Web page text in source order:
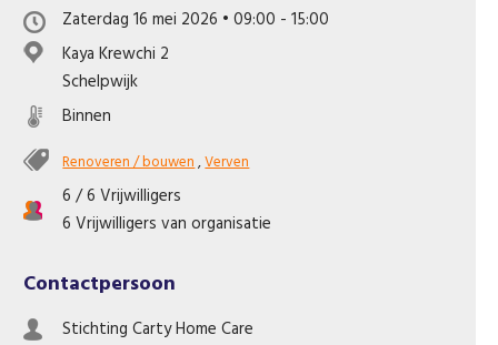
Like us on Facebook
Zaterdag 16 mei 2026 • 09:00 - 15:00
Kaya Krewchi 2
Schelpwijk
Binnen
Renoveren / bouwen,Verven
6 / 6 Vrijwilligers
6 Vrijwilligers van organisatie
Contactpersoon
Stichting Carty Home Care